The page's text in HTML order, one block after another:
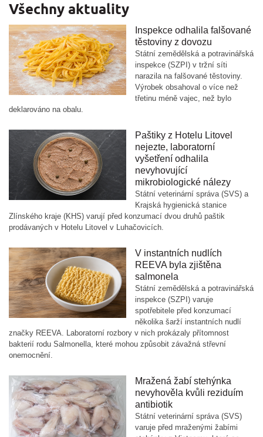
Všechny aktuality
Inspekce odhalila falšované
těstoviny z dovozu
Státní zemědělská a potravinářská
inspekce (SZPI) v tržní síti
narazila na falšované těstoviny.
Výrobek obsahoval o více než
třetinu méně vajec, než bylo
deklarováno na obalu.
Paštiky z Hotelu Litovel
nejezte, laboratorní
vyšetření odhalila
nevyhovující
mikrobiologické nálezy
Státní veterinární správa (SVS) a
Krajská hygienická stanice
Zlínského kraje (KHS) varují před konzumací dvou druhů paštik
prodávaných v Hotelu Litovel v Luhačovicích.
V instantních nudlích
REEVA byla zjištěna
salmonela
Státní zemědělská a potravinářská
inspekce (SZPI) varuje
spotřebitele před konzumací
několika šarží instantních nudlí
značky REEVA. Laboratorní rozbory v nich prokázaly přítomnost
bakterií rodu Salmonella, které mohou způsobit závažná střevní
onemocnění.
Mražená žabí stehýnka
nevyhověla kvůli reziduím
antibiotik
Státní veterinární správa (SVS)
varuje před mraženými žabími